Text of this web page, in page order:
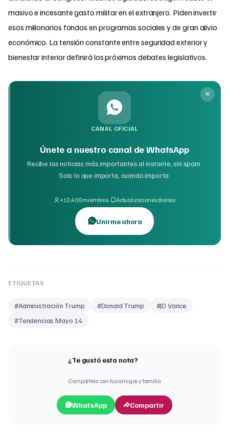
masivo e incesante gasto militar en el extranjero. Piden invertir
esos millonarios fondos en programas sociales y de gran alivio
económico. La tensión constante entre seguridad exterior y
bienestar interior definirá los próximos debates legislativos.
CANAL OFICIAL
Únete a nuestro canal de WhatsApp
Recibe las noticias más importantes al instante, sin spam.
Solo lo que importa, cuando importa.
+12,400 miembros· Actualizaciones diarias
Unirme ahora
ETIQUETAS
#Administración Trump #Donald Trump #JD Vance
#Tendencias Mayo 14
¿Te gustó esta nota?
Compártela con tus amigos y familia
WhatsApp Compartir